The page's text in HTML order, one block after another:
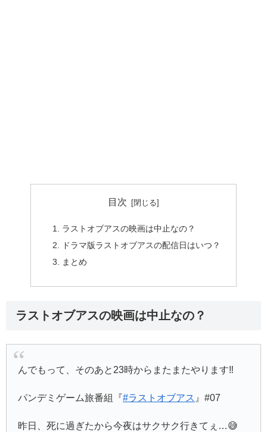
目次
ラストオブアスの映画は中止なの？
ドラマ版ラストオブアスの配信日はいつ？
まとめ
ラストオブアスの映画は中止なの？
んでもって、そのあと23時からまたまたやります‼️
パンデミゲーム旅番組『#ラストオブアス 』#07
昨日、死に過ぎたから今夜はサクサク行きてぇ…😅